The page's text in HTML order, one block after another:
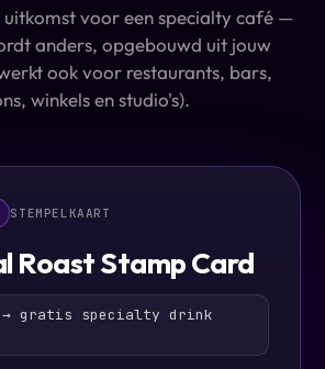
uitkomst voor een specialty café —
anders, opgebouwd uit jouw
ook voor restaurants, bars,
winkels en studio's).
STEMPELKAART
Roast Stamp Card
→ gratis specialty drink